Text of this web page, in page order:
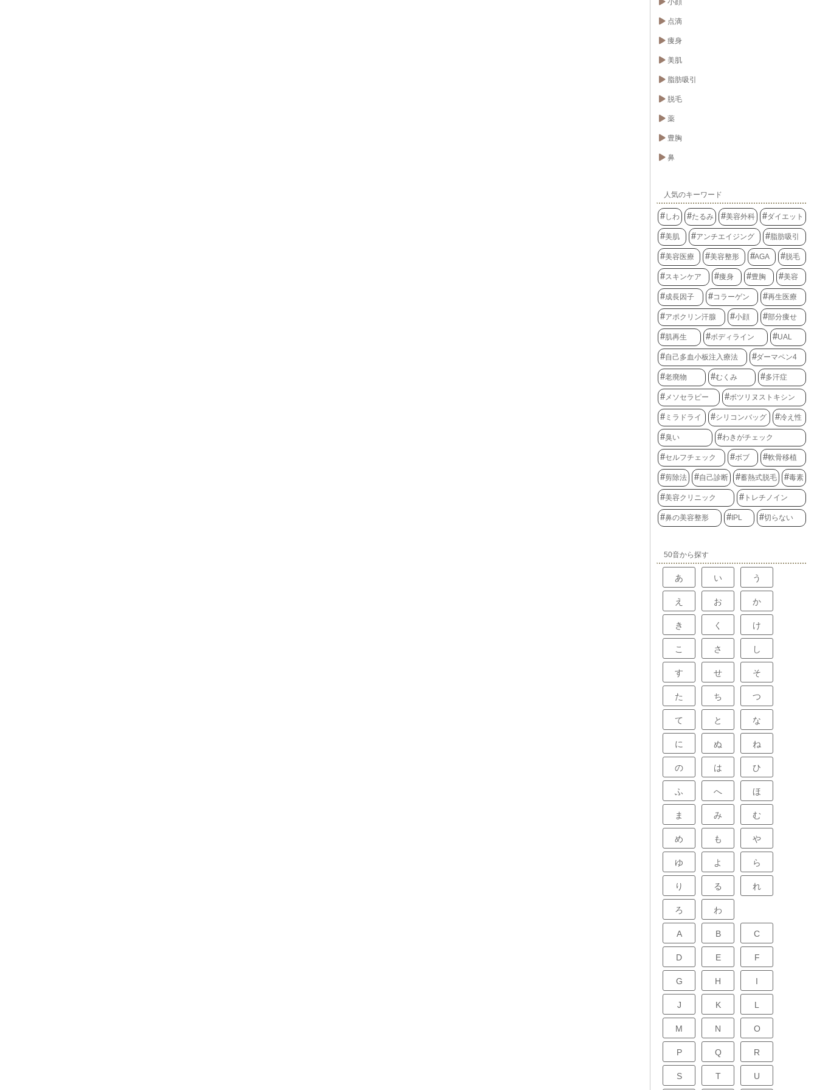
小顔
点滴
痩身
美肌
脂肪吸引
脱毛
薬
豊胸
鼻
人気のキーワード
しわ たるみ 美容外科 ダイエット
美肌 アンチエイジング 脂肪吸引
美容医療 美容整形 AGA 脱毛
スキンケア 痩身 豊胸 美容
成長因子 コラーゲン 再生医療
アポクリン汗腺 小顔 部分痩せ
肌再生 ボディライン UAL
自己多血小板注入療法 ダーマペン4
老廃物 むくみ 多汗症
メソセラピー ボツリヌストキシン
ミラドライ シリコンバッグ 冷え性
臭い わきがチェック
セルフチェック ボブ 軟骨移植
剪除法 自己診断 蓄熱式脱毛 毒素
美容クリニック トレチノイン
鼻の美容整形 IPL 切らない
50音から探す
あ い う
え お か
き く け
こ さ し
す せ そ
た ち つ
て と な
に ぬ ね
の は ひ
ふ へ ほ
ま み む
め も や
ゆ よ ら
り る れ
ろ わ
A B C
D E F
G H I
J K L
M N O
P Q R
S T U